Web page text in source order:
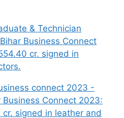
& Technician
Bihar Business Connect
cr. signed in
connect 2023 -
Business Connect 2023:
cr. signed in leather and